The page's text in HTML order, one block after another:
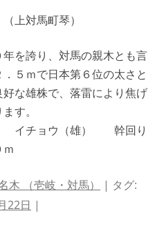
対馬町琴）
を誇り、対馬の親木とも言
５ｍで日本第６位の太さと
な雄株で、落雷により焦げ
す。
チョウ（雄） 幹回り
木 （壱岐・対馬）
| タグ:
22日 |